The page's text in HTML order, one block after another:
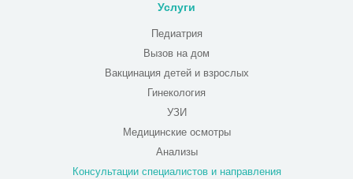
Услуги
Педиатрия
Вызов на дом
Вакцинация детей и взрослых
Гинекология
УЗИ
Медицинские осмотры
Анализы
Консультации специалистов и направления